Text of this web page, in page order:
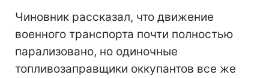
Чиновник рассказал, что движение
военного транспорта почти полностью
парализовано, но одиночные
топливозаправщики оккупантов все же